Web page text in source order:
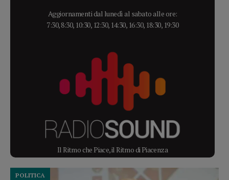
Aggiornamenti dal lunedì al sabato alle ore:
7:30, 8:30, 10:30, 12:30, 14:30, 16:30, 18:30, 19:30
Il Ritmo che Piace, il Ritmo di Piacenza
POLITICA